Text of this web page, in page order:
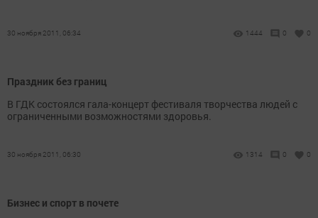
30 ноября 2011, 06:34 1444 0 0
Праздник без границ
В ГДК состоялся гала-концерт фестиваля творчества людей с
ограниченными возможностями здоровья.
30 ноября 2011, 06:30 1314 0 0
Бизнес и спорт в почете